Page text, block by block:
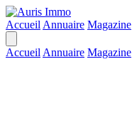
Accueil Annuaire Magazine
Accueil Annuaire Magazine